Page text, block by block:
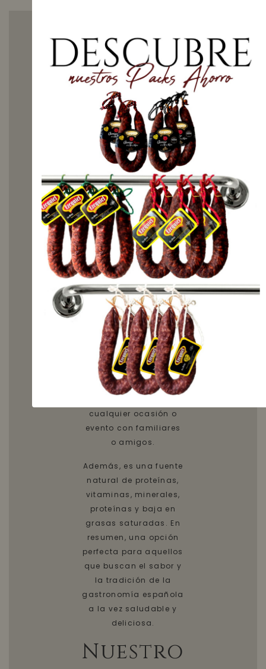
¿Cómo
puedo
consumir
la
Cecina
de Vaca
en
tacos?
Nuestra cecina es
perfecta para disfrutar
sola, en bocadillo, en
empanada, como tapa
o aperitivo, entre
horas, en comidas o
cenas. Perfecto
cualquier ocasión o
evento con familiares
o amigos.
Además, es una fuente
natural de proteínas,
vitaminas, minerales,
proteínas y baja en
grasas saturadas. En
resumen, una opción
perfecta para aquellos
que buscan el sabor y
la tradición de la
gastronomía española
a la vez saludable y
deliciosa.
Nuestro